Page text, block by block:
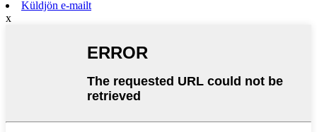
Küldjön e-mailt
x